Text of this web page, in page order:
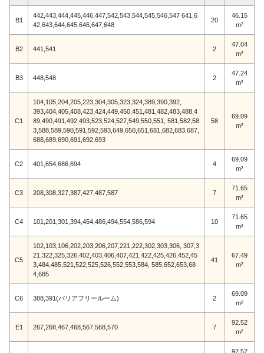
B1
442,443,444,445,446,447,542,543,544,545,546,547 641,6
42,643,644,645,646,647,648
20
46.15
m²
B2 441,541 2
47.04
m²
B3 448,548 2
47.24
m²
C1
104,105,204,205,223,304,305,323,324,389,390,392,
393,404,405,408,423,424,449,450,451,481,482,483,488,4
89,490,491,492,493,523,524,527,549,550,551, 581,582,58
3,588,589,590,591,592,593,649,650,651,681,682,683,687,
688,689,690,691,692,693
58
69.09
m²
C2 401,654,686,694 4
69.09
m²
C3 208,308,327,387,427,487,587 7
71.65
m²
C4 101,201,301,394,454,486,494,554,586,594 10
71.65
m²
C5
102,103,106,202,203,206,207,221,222,302,303,306, 307,3
21,322,325,326,402,403,406,407,421,422,425,426,452,45
3,484,485,521,522,525,526,552,553,584, 585,652,653,68
4,685
41
67.49
m²
C6 388,391(バリアフリールーム) 2
69.09
m²
E1 267,268,467,468,567,568,570 7
92.52
m²
92.52